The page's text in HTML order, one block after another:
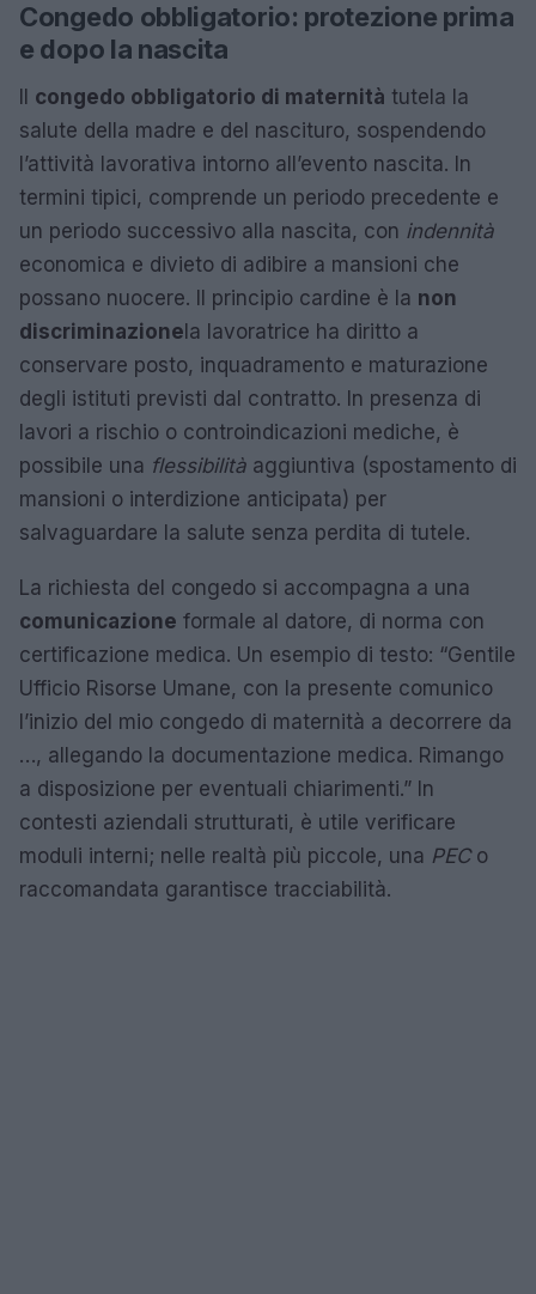
Congedo obbligatorio: protezione prima
e dopo la nascita
congedo obbligatorio di maternità tutela la
salute della madre e del nascituro, sospendendo
l’attività lavorativa intorno all’evento nascita. In
termini tipici, comprende un periodo precedente e
un periodo successivo alla nascita, con indennità
economica e divieto di adibire a mansioni che
possano nuocere. Il principio cardine è la non
discriminazione la lavoratrice ha diritto a
conservare posto, inquadramento e maturazione
degli istituti previsti dal contratto. In presenza di
lavori a rischio o controindicazioni mediche, è
possibile una flessibilità aggiuntiva (spostamento di
mansioni o interdizione anticipata) per
salvaguardare la salute senza perdita di tutele.
La richiesta del congedo si accompagna a una
comunicazione formale al datore, di norma con
certificazione medica. Un esempio di testo: “Gentile
Ufficio Risorse Umane, con la presente comunico
l’inizio del mio congedo di maternità a decorrere da
…, allegando la documentazione medica. Rimango
a disposizione per eventuali chiarimenti.” In
contesti aziendali strutturati, è utile verificare
moduli interni; nelle realtà più piccole, una PECo
raccomandata garantisce tracciabilità.